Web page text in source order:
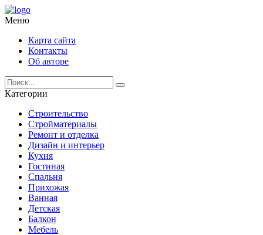
Меню
Карта сайта
Контакты
Об авторе
Категории
Строительство
Стройматериалы
Ремонт и отделка
Дизайн и интерьер
Кухня
Гостиная
Спальня
Прихожая
Ванная
Детская
Балкон
Мебель